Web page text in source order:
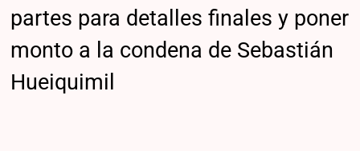
partes para detalles finales y poner
monto a la condena de Sebastián
Hueiquimil